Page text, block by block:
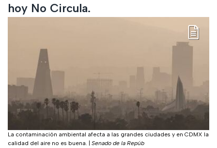
hoy No Circula.
La contaminación ambiental afecta a las grandes ciudades y en CDMX la
calidad del aire no es buena.
Senado de la Repúb